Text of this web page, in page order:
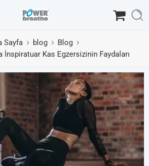
Sayfa blog
Blog
İnspiratuar Kas Egzersizinin Faydaları